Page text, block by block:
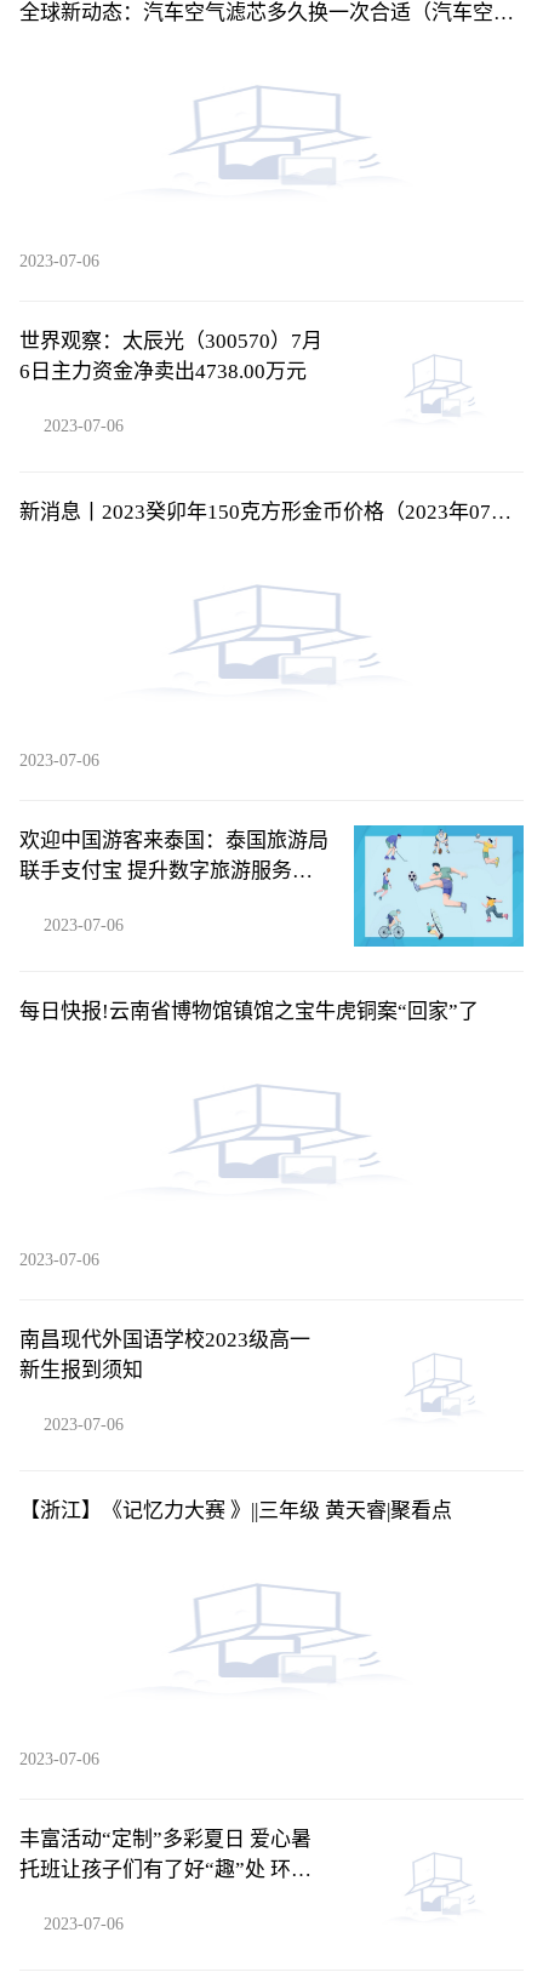
全球新动态：汽车空气滤芯多久换一次合适（汽车空气
2023-07-06
世界观察：太辰光（300570）7月
6日主力资金净卖出4738.00万元
2023-07-06
新消息丨2023癸卯年150克方形金币价格（2023年07月
2023-07-06
欢迎中国游客来泰国：泰国旅游局
联手支付宝 提升数字旅游服务体
2023-07-06
每日快报!云南省博物馆镇馆之宝牛虎铜案“回家”了
2023-07-06
南昌现代外国语学校2023级高一
新生报到须知
2023-07-06
【浙江】《记忆力大赛 》||三年级 黄天睿​|聚看点
2023-07-06
丰富活动“定制”多彩夏日 爱心暑
托班让孩子们有了好“趣”处 环球
2023-07-06